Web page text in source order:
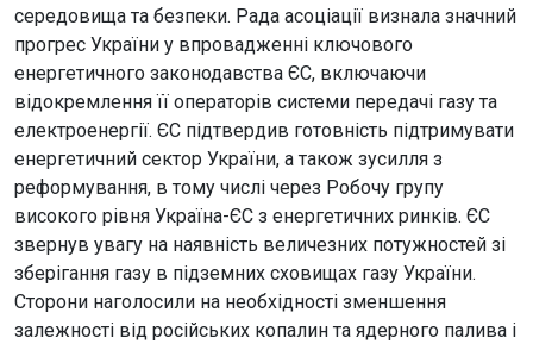
середовища та безпеки. Рада асоціації визнала значний
прогрес України у впровадженні ключового
енергетичного законодавства ЄС, включаючи
відокремлення її операторів системи передачі газу та
електроенергії. ЄС підтвердив готовність підтримувати
енергетичний сектор України, а також зусилля з
реформування, в тому числі через Робочу групу
високого рівня Україна-ЄС з енергетичних ринків. ЄС
звернув увагу на наявність величезних потужностей зі
зберігання газу в підземних сховищах газу України.
Сторони наголосили на необхідності зменшення
залежності від російських копалин та ядерного палива і